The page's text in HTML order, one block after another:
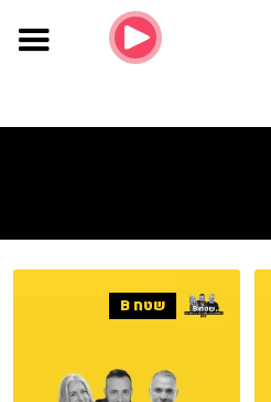
שטח B